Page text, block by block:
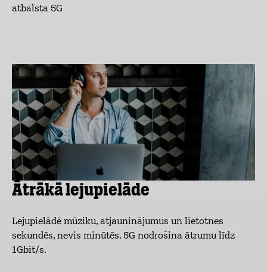
atbalsta 5G
Ātrākā lejupielāde
Lejupielādē mūziku, atjauninājumus un lietotnes
sekundēs, nevis minūtēs. 5G nodrošina ātrumu līdz
1Gbit/s.